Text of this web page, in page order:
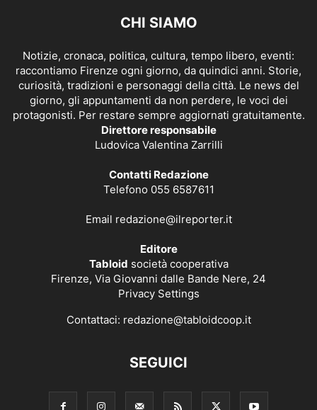
CHI SIAMO
Notizie, cronaca, politica, cultura, tempo libero, eventi:
raccontiamo Firenze ogni giorno, da quindici anni. Storie,
curiosità, tradizioni e personaggi della città. Le news del
giorno, gli appuntamenti da non perdere, le voci dei
protagonisti. Per restare sempre aggiornati gratuitamente.
Direttore responsabile
Ludovica Valentina Zarrilli
Contatti Redazione
Telefono 055 6587611
Email redazione@ilreporter.it
Editore
Tabloid società cooperativa
Firenze, Via Giovanni dalle Bande Nere, 24
Privacy Settings
Contattaci: redazione@tabloidcoop.it
SEGUICI